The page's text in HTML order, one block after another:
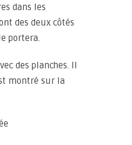
dans les
des deux côtés
portera.
des planches. Il
montré sur la